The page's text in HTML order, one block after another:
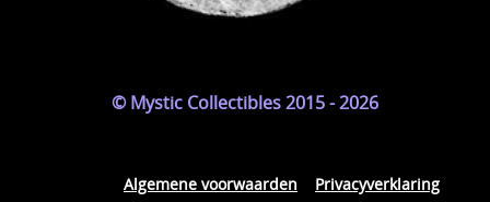
© Mystic Collectibles 2015 - 2026
Algemene voorwaarden Privacyverklaring